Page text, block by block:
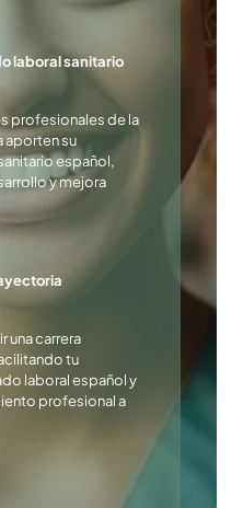
laboral sanitario
profesionales de la
aporten su
español,
y mejora
una carrera
tu
laboral español y
profesional a